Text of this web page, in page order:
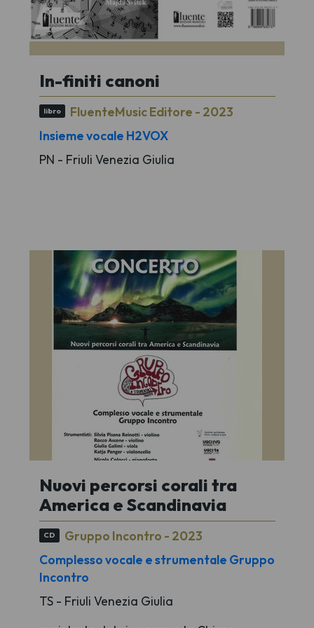
In-finiti canoni
libro
FluenteMusic Editore - 2023
Insieme vocale H2VOX
PN - Friuli Venezia Giulia
Nuovi percorsi corali tra
America e Scandinavia
CD
Gruppo Incontro - 2023
Complesso vocale e strumentale Gruppo
Incontro
TS - Friuli Venezia Giulia